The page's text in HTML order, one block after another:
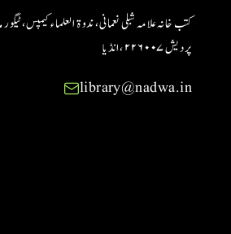
کتب خانہ علامہ شبلی نعمانی، ندوۃ العلماء کیمپس،
پردیش ۲۲۶۰۰۷ ،انڈیا
library@nadwa.in